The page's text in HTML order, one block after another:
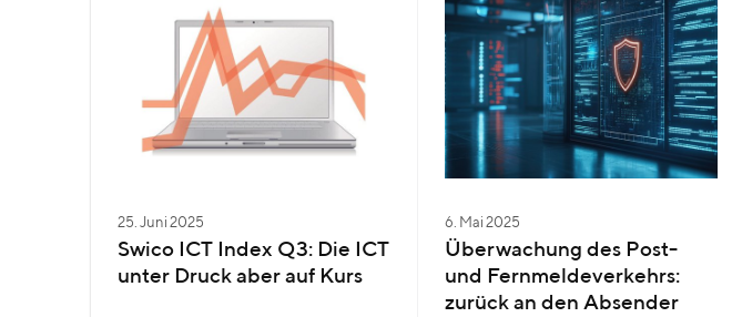
25. Juni 2025
Swico ICT Index Q3: Die ICT
unter Druck aber auf Kurs
6. Mai 2025
Überwachung des Post-
und Fernmeldeverkehrs:
zurück an den Absender